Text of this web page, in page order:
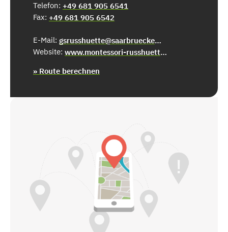
Telefon: +49 681 905 6541
Fax: +49 681 905 6542
E-Mail:
gsrusshuette@saarbruecken.de
Website:
www.montessori-russhuette.de
» Route berechnen